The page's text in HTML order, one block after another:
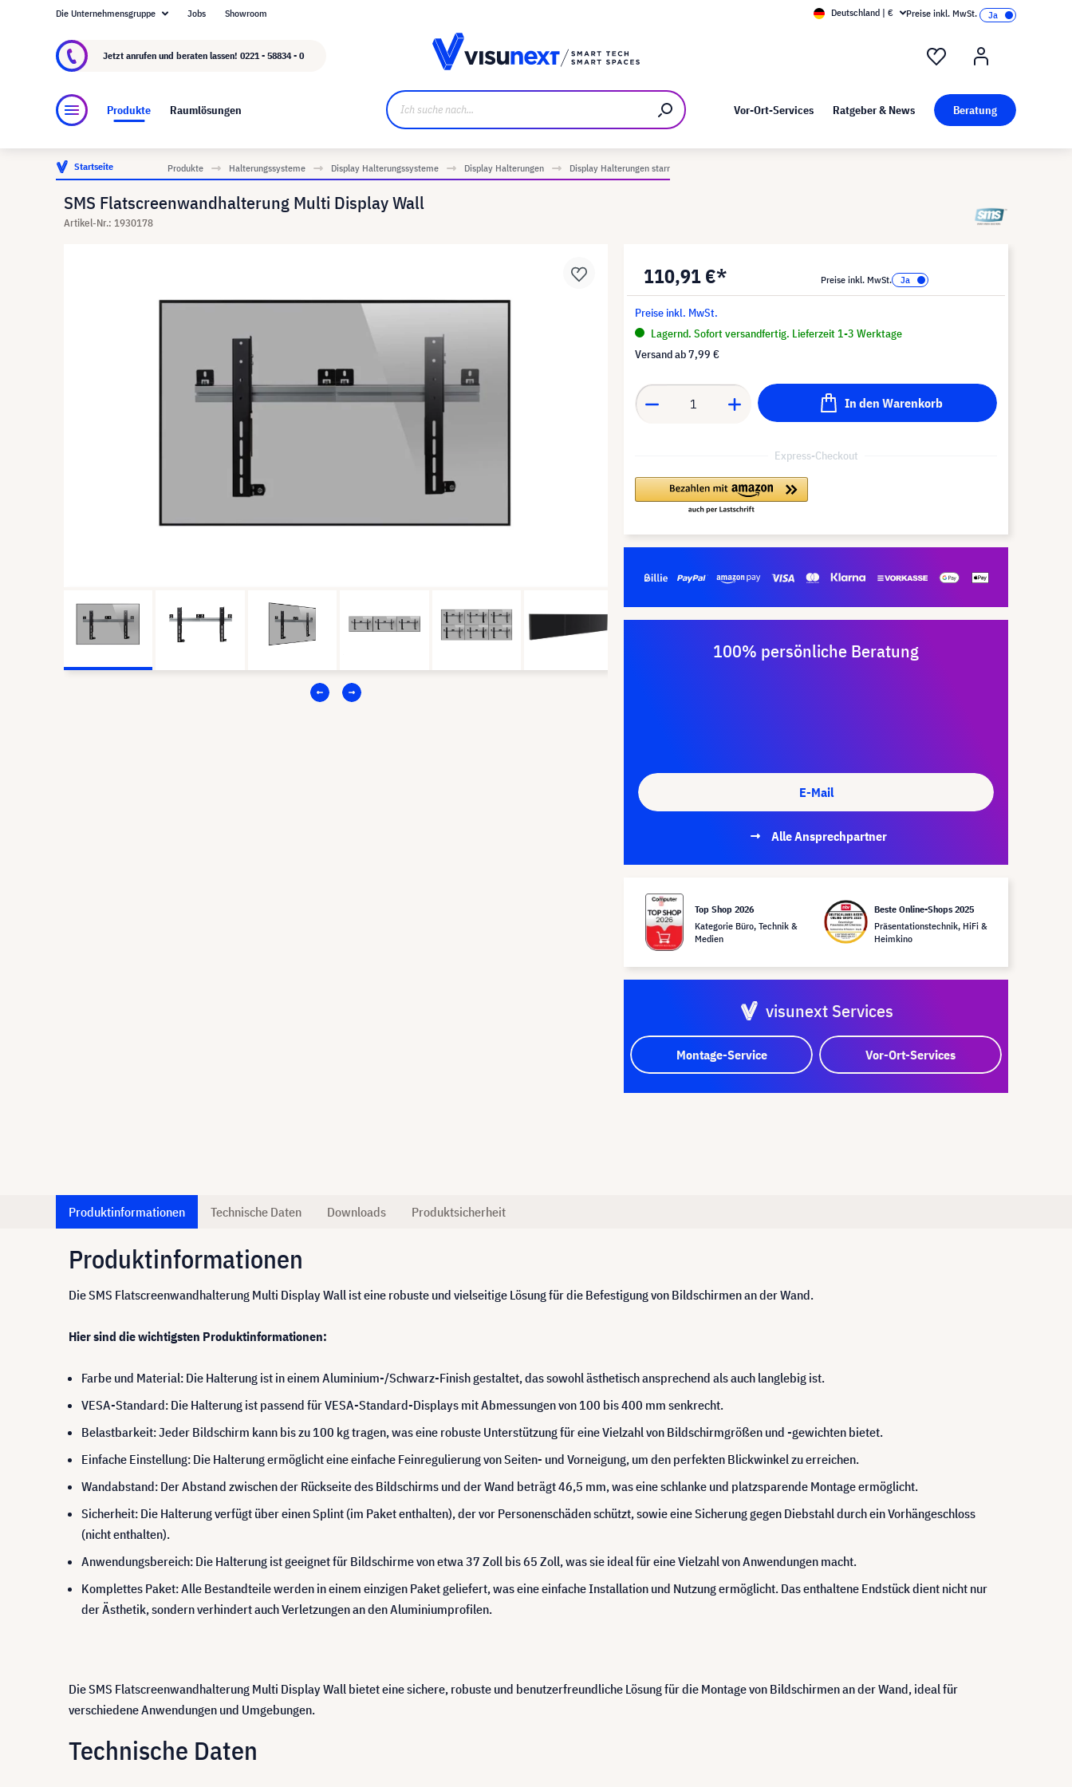
Über visunext.de Kunst bei visunext
Die Unternehmensgruppe Jobs Showroom Deutschland | € Preise inkl. MwSt.
Jetzt anrufen und beraten lassen! 0221 - 58834 - 0
Produkte Raumlösungen Vor-Ort-Services Ratgeber & News Beratung
Startseite Produkte Halterungssysteme Display Halterungssysteme Display Halterungen Display Halterungen starr
SMS Flatscreenwandhalterung Multi Display Wall
Artikel-Nr.: 1930178
110,91 €* Preise inkl. MwSt.
Preise inkl. MwSt.
Lagernd. Sofort versandfertig. Lieferzeit 1-3 Werktage
Versand ab7,99 €
In den Warenkorb
Express-Checkout
100% persönliche Beratung
E-Mail
Alle Ansprechpartner
Top Shop 2026
Kategorie Büro, Technik &
Medien
Beste Online-Shops 2025
Präsentationstechnik, HiFi &
Heimkino
visunext Services
Montage-Service Vor-Ort-Services
Produktinformationen Technische Daten Downloads Produktsicherheit
Produktinformationen
Die SMS Flatscreenwandhalterung Multi Display Wall ist eine robuste und vielseitige Lösung für die Befestigung von Bildschirmen an der Wand.
Hier sind die wichtigsten Produktinformationen:
Farbe und Material: Die Halterung ist in einem Aluminium-/Schwarz-Finish gestaltet, das sowohl ästhetisch ansprechend als auch langlebig ist.
VESA-Standard: Die Halterung ist passend für VESA-Standard-Displays mit Abmessungen von 100 bis 400 mm senkrecht.
Belastbarkeit: Jeder Bildschirm kann bis zu 100 kg tragen, was eine robuste Unterstützung für eine Vielzahl von Bildschirmgrößen und -gewichten bietet.
Einfache Einstellung: Die Halterung ermöglicht eine einfache Feinregulierung von Seiten- und Vorneigung, um den perfekten Blickwinkel zu erreichen.
Wandabstand: Der Abstand zwischen der Rückseite des Bildschirms und der Wand beträgt 46,5 mm, was eine schlanke und platzsparende Montage ermöglicht.
Sicherheit: Die Halterung verfügt über einen Splint (im Paket enthalten), der vor Personenschäden schützt, sowie eine Sicherung gegen Diebstahl durch ein Vorhängeschloss
(nicht enthalten).
Anwendungsbereich: Die Halterung ist geeignet für Bildschirme von etwa 37 Zoll bis 65 Zoll, was sie ideal für eine Vielzahl von Anwendungen macht.
Komplettes Paket: Alle Bestandteile werden in einem einzigen Paket geliefert, was eine einfache Installation und Nutzung ermöglicht. Das enthaltene Endstück dient nicht nur
der Ästhetik, sondern verhindert auch Verletzungen an den Aluminiumprofilen.
Die SMS Flatscreenwandhalterung Multi Display Wall bietet eine sichere, robuste und benutzerfreundliche Lösung für die Montage von Bildschirmen an der Wand, ideal für
verschiedene Anwendungen und Umgebungen.
Technische Daten